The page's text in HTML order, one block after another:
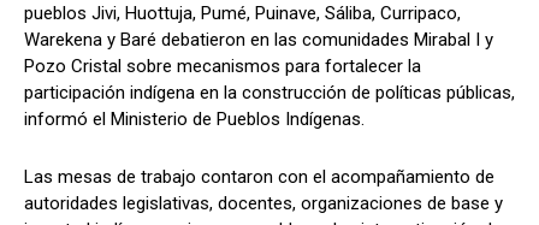
pueblos Jivi, Huottuja, Pumé, Puinave, Sáliba, Curripaco,
Warekena y Baré debatieron en las comunidades Mirabal I y
Pozo Cristal sobre mecanismos para fortalecer la
participación indígena en la construcción de políticas públicas,
informó el Ministerio de Pueblos Indígenas.
Las mesas de trabajo contaron con el acompañamiento de
autoridades legislativas, docentes, organizaciones de base y